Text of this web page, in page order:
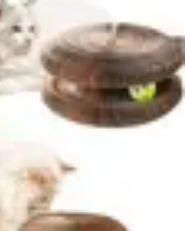
Voyage ÉcoresponsableVoyages